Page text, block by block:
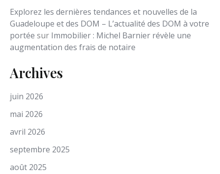
Explorez les dernières tendances et nouvelles de la
Guadeloupe et des DOM – L’actualité des DOM à votre
portée sur Immobilier : Michel Barnier révèle une
augmentation des frais de notaire
Archives
juin 2026
mai 2026
avril 2026
septembre 2025
août 2025